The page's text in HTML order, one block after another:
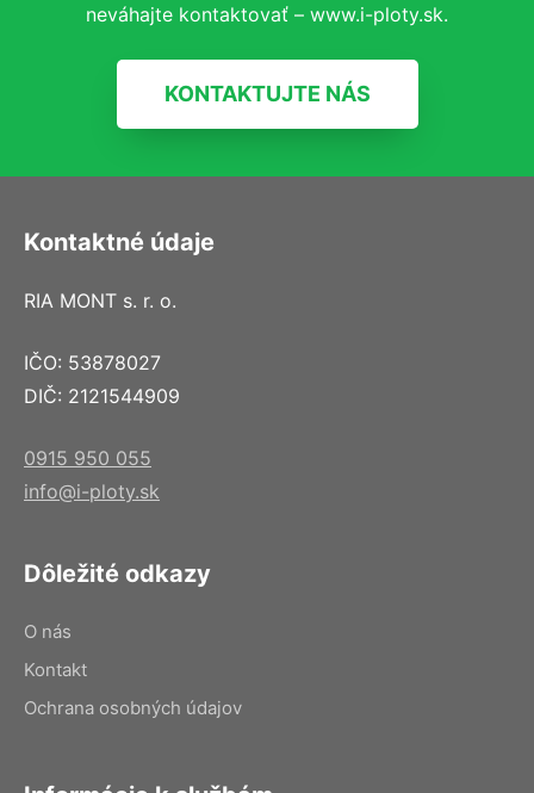
neváhajte kontaktovať – www.i-ploty.sk.
KONTAKTUJTE NÁS
Kontaktné údaje
RIA MONT s. r. o.
IČO: 53878027
DIČ: 2121544909
0915 950 055
info@i-ploty.sk
Dôležité odkazy
O nás
Kontakt
Ochrana osobných údajov